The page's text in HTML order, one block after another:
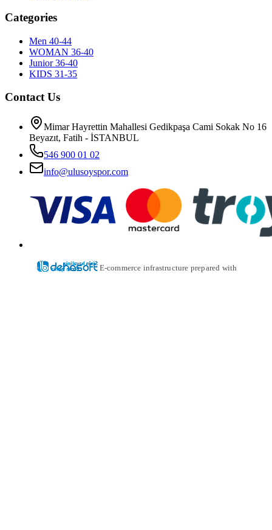
Categories
Men 40-44
WOMAN 36-40
Junior 36-40
KIDS 31-35
Contact Us
Mimar Hayrettin Mahallesi Gedikpaşa Cami Sokak No 16
Beyazıt, Fatih - İSTANBUL
546 900 01 02
info@ulusoyspor.com
E-commerce infrastructure prepared with